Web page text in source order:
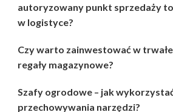
autoryzowany punkt sprzedaży
w logistyce?
Czy warto zainwestować w
regały magazynowe?
Szafy ogrodowe – jak
przechowywania narzędzi?